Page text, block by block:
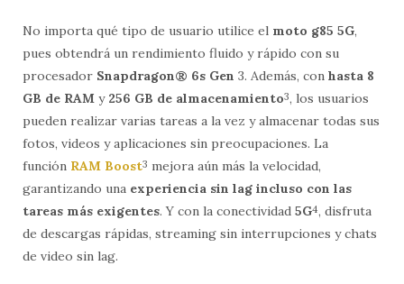
No importa qué tipo de usuario utilice el moto g85 5G,
pues obtendrá un rendimiento fluido y rápido con su
procesador Snapdragon® 6s Gen 3. Además, con hasta 8
GB de RAM y 256 GB de almacenamiento3, los usuarios
pueden realizar varias tareas a la vez y almacenar todas sus
fotos, videos y aplicaciones sin preocupaciones. La
función RAM Boost3 mejora aún más la velocidad,
garantizando una experiencia sin lag incluso con las
tareas más exigentes. Y con la conectividad 5G4, disfruta
de descargas rápidas, streaming sin interrupciones y chats
de video sin lag.